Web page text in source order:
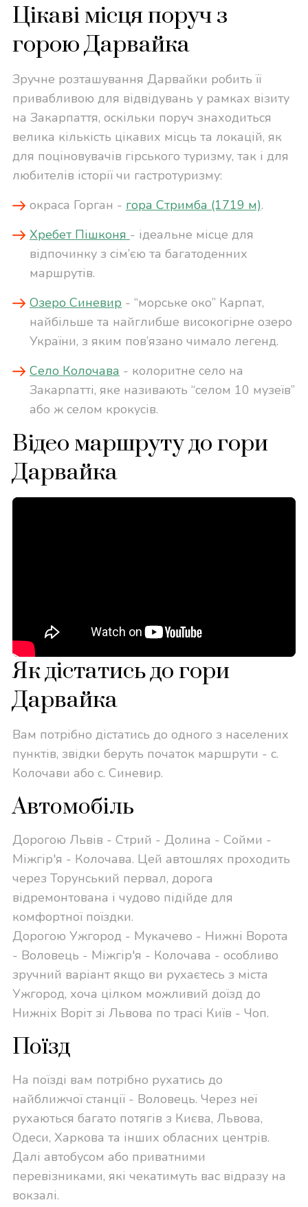
Цікаві місця поруч з
горою Дарвайка
Зручне розташування Дарвайки робить її
привабливою для відвідувань у рамках візиту
на Закарпаття, оскільки поруч знаходиться
велика кількість цікавих місць та локацій, як
для поціновувачів гірського туризму, так і для
любителів історії чи гастротуризму:
окраса Горган - гора Стримба (1719 м).
Хребет Пішконя - ідеальне місце для
відпочинку з сім’єю та багатоденних
маршрутів.
Озеро Синевир - “морське око” Карпат,
найбільше та найглибше високогірне озеро
України, з яким пов’язано чимало легенд.
Село Колочава - колоритне село на
Закарпатті, яке називають “селом 10 музеїв”
або ж селом крокусів.
Відео маршруту до гори
Дарвайка
Як дістатись до гори
Дарвайка
Вам потрібно дістатись до одного з населених
пунктів, звідки беруть початок маршрути - с.
Колочави або с. Синевир.
Автомобіль
Дорогою Львів - Стрий - Долина - Сойми -
Міжгір'я - Колочава. Цей автошлях проходить
через Торунський первал, дорога
відремонтована і чудово підійде для
комфортної поїздки.
Дорогою Ужгород - Мукачево - Нижні Ворота
- Воловець - Міжгір'я - Колочава - особливо
зручний варіант якщо ви рухаєтесь з міста
Ужгород, хоча цілком можливий доїзд до
Нижніх Воріт зі Львова по трасі Київ - Чоп.
Поїзд
На поїзді вам потрібно рухатись до
найближчої станції - Воловець. Через неї
рухаються багато потягів з Києва, Львова,
Одеси, Харкова та інших обласних центрів.
Далі автобусом або приватними
перевізниками, які чекатимуть вас відразу на
вокзалі.